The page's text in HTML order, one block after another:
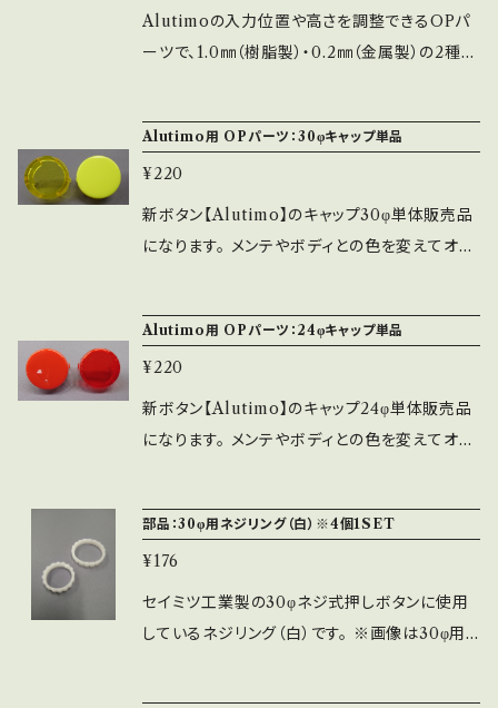
Alutimoの入力位置や高さを調整できるOPパ
ーツで、1.0㎜（樹脂製）・0.2㎜（金属製）の2種類
※Alutimoの30φには純正でResin Washer
1.0㎜が組み込まれています。
Alutimo用 OPパーツ：30φキャップ単品
¥220
新ボタン【Alutimo】のキャップ30φ単体販売品
になります。 メンテやボディとの色を変えてオリ
Alutimo用 OPパーツ：24φキャップ単品
¥220
新ボタン【Alutimo】のキャップ24φ単体販売品
になります。 メンテやボディとの色を変えてオリ
部品：30φ用ネジリング（白）※4個1SET
¥176
セイミツ工業製の30φネジ式押しボタンに使用
しているネジリング（白）です。 ※画像は30φ用